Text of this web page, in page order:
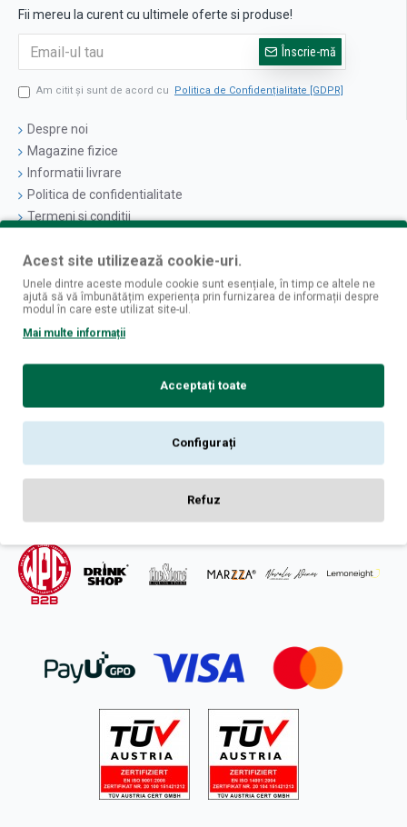
Fii mereu la curent cu ultimele oferte si produse!
Înscrie-mă
Am citit şi sunt de acord cu Politica de Confidențialitate [GDPR]
Despre noi
Magazine fizice
Informatii livrare
Politica de confidentialitate
Termeni si conditii
Logare
Contul Meu
Newsletter
Retur
Acest site utilizează cookie-uri.
Unele dintre aceste module cookie sunt esențiale, în timp ce altele ne
ajută să vă îmbunătățim experiența prin furnizarea de informații despre
modul în care este utilizat site-ul.
Mai multe informații
Acceptați toate
Configurați
Refuz